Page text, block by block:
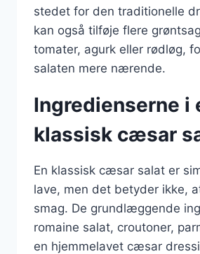
stedet for den traditionelle
kan også tilføje flere
tomater, agurk eller rødløg,
salaten mere nærende.
Ingredienserne i
klassisk cæsar
En klassisk cæsar salat er
lave, men det betyder ikke,
smag. De grundlæggende
romaine salat, croutoner,
en hjemmelavet cæsar